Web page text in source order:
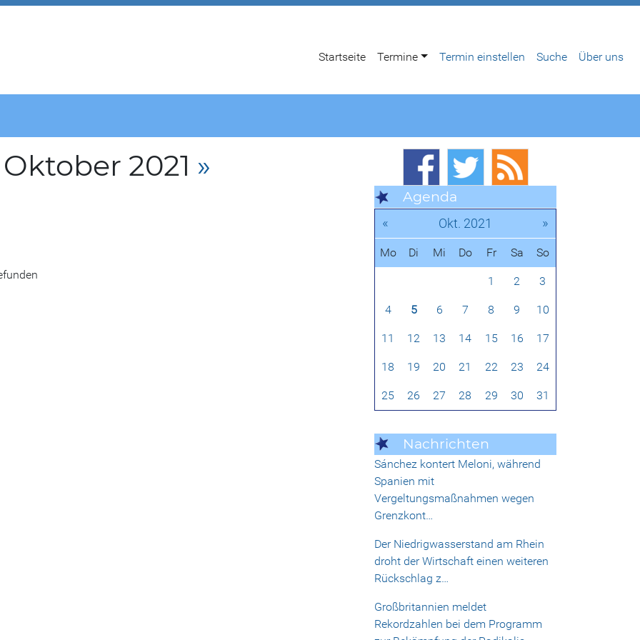
Startseite Termine Termin einstellen Suche Über uns
2021 »
Agenda
« Okt. 2021 »
Mo Di Mi Do Fr Sa So
1 2 3
4 5 6 7 8 9 10
11 12 13 14 15 16 17
18 19 20 21 22 23 24
25 26 27 28 29 30 31
Nachrichten
Sánchez kontert Meloni, während
Spanien mit
Vergeltungsmaßnahmen wegen
Grenzkont…
Der Niedrigwasserstand am Rhein
droht der Wirtschaft einen weiteren
Rückschlag z…
Großbritannien meldet
Rekordzahlen bei dem Programm